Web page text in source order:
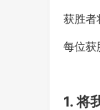
获胜者
每位获
1. 将